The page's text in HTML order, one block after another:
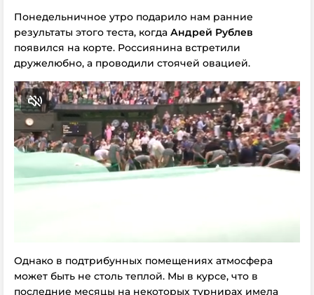
Понедельничное утро подарило нам ранние
результаты этого теста, когда Андрей Рублев
появился на корте. Россиянина встретили
дружелюбно, а проводили стоячей овацией.
Однако в подтрибунных помещениях атмосфера
может быть не столь теплой. Мы в курсе, что в
последние месяцы на некоторых турнирах имела